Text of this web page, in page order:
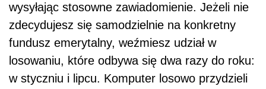
wysyłając stosowne zawiadomienie. Jeżeli nie
zdecydujesz się samodzielnie na konkretny
fundusz emerytalny, weźmiesz udział w
losowaniu, które odbywa się dwa razy do roku:
w styczniu i lipcu. Komputer losowo przydzieli